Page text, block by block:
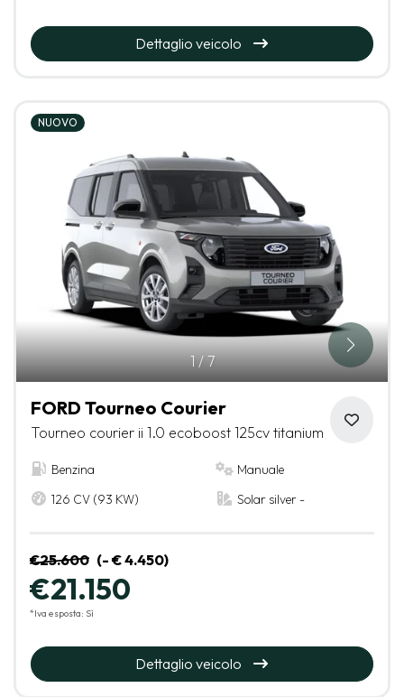
Dettaglio veicolo
1/7
NUOVO
FORD Tourneo Courier
Tourneo courier ii 1.0 ecoboost 125cv titanium
Benzina
Manuale
126 CV (93 KW)
Solar silver -
€25.600 (- € 4.450)
€21.150
*Iva esposta: Sì
Dettaglio veicolo